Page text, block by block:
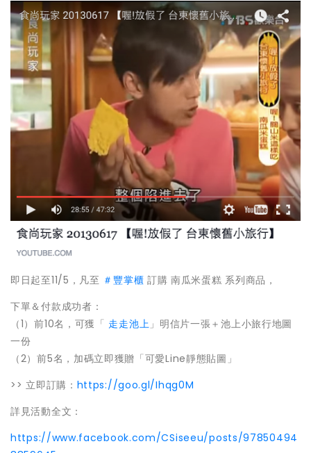
即日起至11/5，凡至 ‪＃‎豐掌櫃‬ 訂購 南瓜米蛋糕 系列商品，
下單＆付款成功者：
（1）前10名，可獲「 走走池上 」明信片一張＋池上小旅行地圖
一份
（2）前5名，加碼立即獲贈「可愛Line靜態貼圖」
>> 立即訂購： https://goo.gl/Ihqg0M
詳見活動全文：
https://www.facebook.com/CSiseeu/posts/97850494